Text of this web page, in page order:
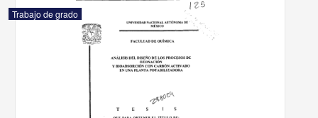
Trabajo de grado